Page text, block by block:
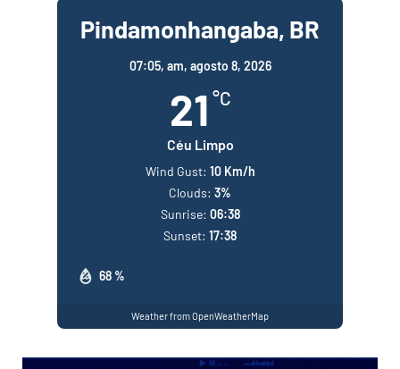
Pindamonhangaba, BR
07:05, am, agosto 8, 2026
21 °C
Céu Limpo
68 %
Wind Gust: 10 Km/h
Clouds: 3%
Sunrise: 06:38
Sunset: 17:38
Weather from OpenWeatherMap